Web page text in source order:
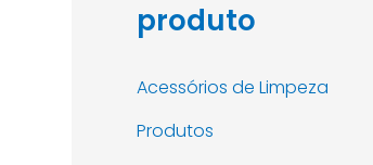
produto
Acessórios de Limpeza
Produtos